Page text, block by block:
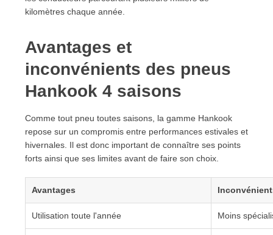
kilomètres chaque année.
Avantages et
inconvénients des pneus
Hankook 4 saisons
Comme tout pneu toutes saisons, la gamme Hankook
repose sur un compromis entre performances estivales et
hivernales. Il est donc important de connaître ses points
forts ainsi que ses limites avant de faire son choix.
Avantages
Utilisation toute l'année Moins